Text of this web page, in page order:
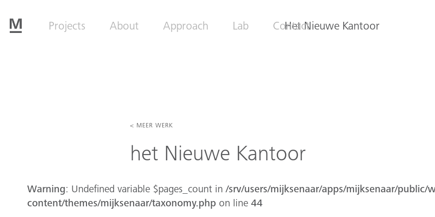
Projects About Approach Lab Contact
Het Nieuwe Kantoor
< MEER WERK
het Nieuwe Kantoor
Warning: Undefined variable $pages_count in/srv/users/mijksenaar/apps/mijksenaar/public/
content/themes/mijksenaar/taxonomy.php on line 44